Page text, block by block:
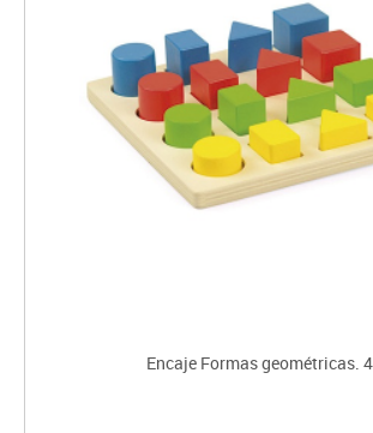
Encaje Formas geométricas. 4